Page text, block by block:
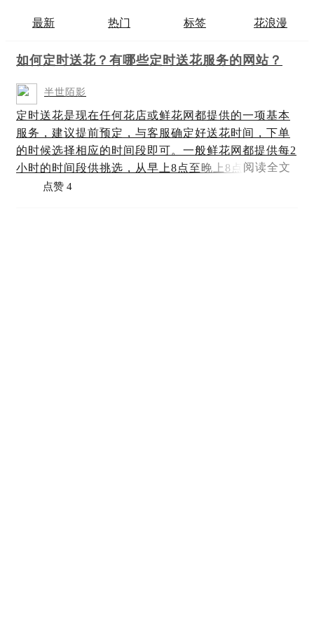
最新 热门 标签 花浪漫
如何定时送花？有哪些定时送花服务的网站？
半世陌影
定时送花是现在任何花店或鲜花网都提供的一项基本
服务，建议提前预定，与客服确定好送花时间，下单
的时候选择相应的时间段即可。一般鲜花网都提供每2
小时的时间段供挑选，从早上8点至晚上8点可以直接
下单不必确认，再晚一些的话，比如晚上20点以后至
阅读全文
点赞 4